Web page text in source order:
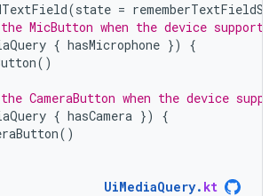
(state =
MicButton when the device supports
{ hasMicrophone })
{
()
CameraButton when the device
{ hasCamera })
{
()
UiMediaQuery. kt